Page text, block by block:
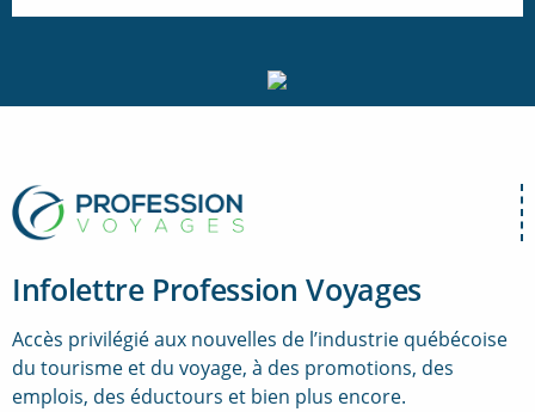
Infolettre Profession Voyages
Accès privilégié aux nouvelles de l’industrie québécoise
du tourisme et du voyage, à des promotions, des
emplois, des éductours et bien plus encore.